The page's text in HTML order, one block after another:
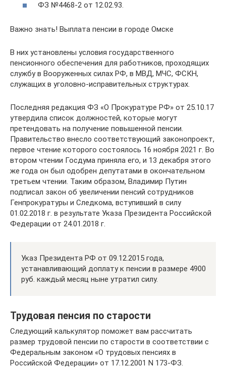
ФЗ №4468-2 от 12.02.93.
Важно знать! Выплата пенсии в городе Омске
В них установлены условия государственного
пенсионного обеспечения для работников, проходящих
службу в Вооруженных силах РФ, в МВД, МЧС, ФСКН,
служащих в уголовно-исправительных структурах.
Последняя редакция ФЗ «О Прокуратуре РФ» от 25.10.17
утвердила список должностей, которые могут
претендовать на получение повышенной пенсии.
Правительство внесло соответствующий законопроект,
первое чтение которого состоялось 16 ноября 2021 г. Во
втором чтении Госдума приняла его, и 13 декабря этого
же года он был одобрен депутатами в окончательном
третьем чтении. Таким образом, Владимир Путин
подписал закон об увеличении пенсий сотрудников
Генпрокуратуры и Следкома, вступивший в силу
01.02.2018 г. в результате Указа Президента Российской
Федерации от 24.01.2018 г.
Указ Президента РФ от 09.12.2015 года,
устанавливающий доплату к пенсии в размере 4900
руб. каждый месяц ныне утратил силу.
Трудовая пенсия по старости
Следующий калькулятор поможет вам рассчитать
размер трудовой пенсии по старости в соответствии с
Федеральным законом «О трудовых пенсиях в
Российской Федерации» от 17.12.2001 N 173-ФЗ.